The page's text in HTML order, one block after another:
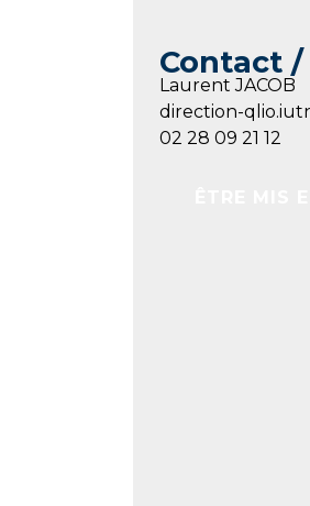
Contact
Laurent JACOB
direction-
02 28 09 21 12